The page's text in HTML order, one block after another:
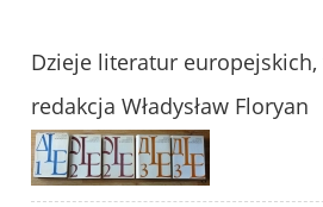
Dzieje literatur europejskich,
redakcja Władysław Floryan